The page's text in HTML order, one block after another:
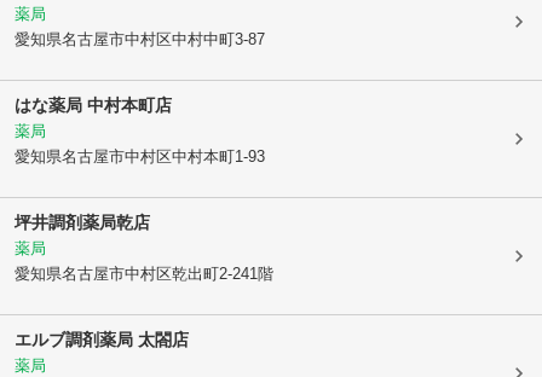
薬局
愛知県名古屋市中村区中村中町3-87
はな薬局 中村本町店
薬局
愛知県名古屋市中村区中村本町1-93
坪井調剤薬局乾店
薬局
愛知県名古屋市中村区乾出町2-241階
エルブ調剤薬局 太閤店
薬局